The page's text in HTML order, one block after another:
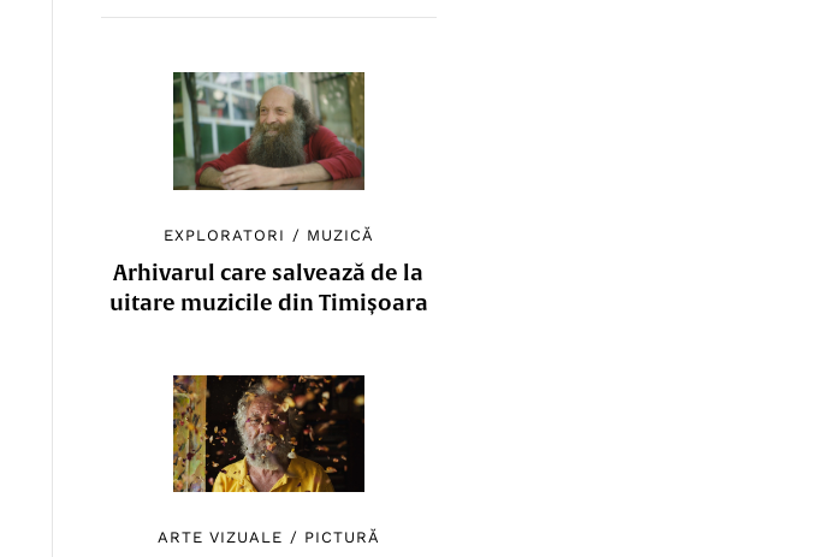
EXPLORATORI / MUZICĂ
Arhivarul care salvează de la
uitare muzicile din Timișoara
ARTE VIZUALE / PICTURĂ